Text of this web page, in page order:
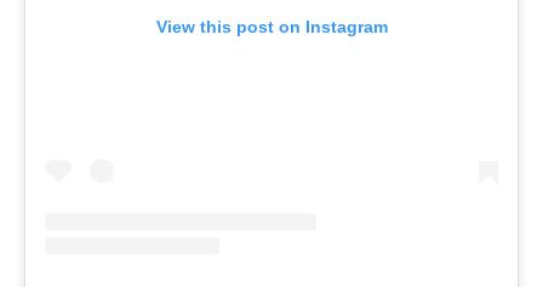
View this post on Instagram